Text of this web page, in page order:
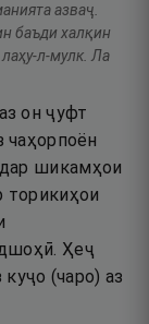
азваҷ.
баъди халқин
л-мулк. Ла
он ҷуфт
шикамҳои
торикиҳои
Ҳеҷ
(чаро) аз